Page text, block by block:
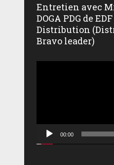
Entretien avec
DOGA PDG de
Distribution
Bravo leader)
00:00